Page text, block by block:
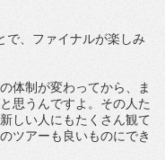
で、ファイナルが楽しみ
体制が変わってから、ま
思うんですよ。その人た
しい人にもたくさん観て
ツアーも良いものにでき